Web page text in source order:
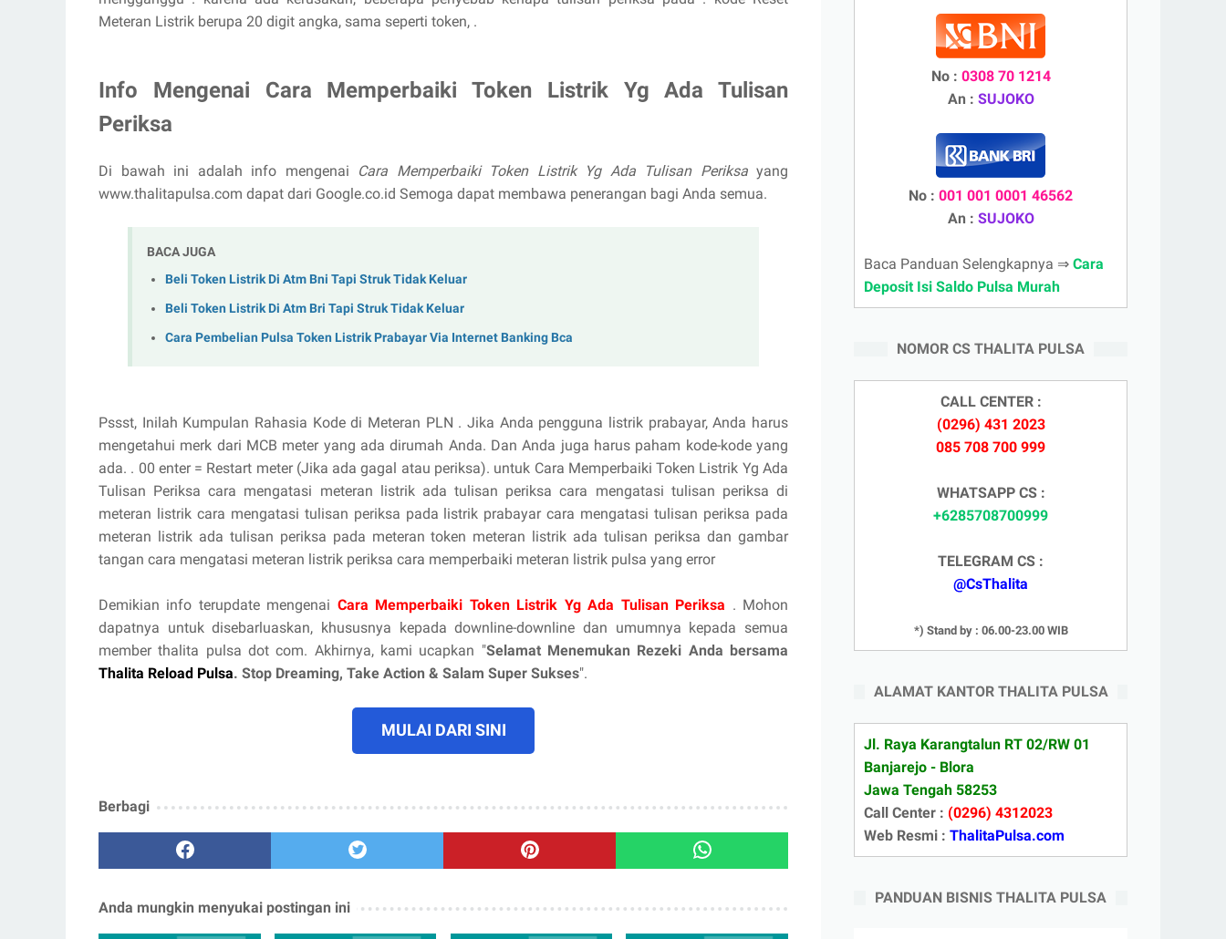
Meteran Listrik berupa 20 digit angka, sama seperti token, .
Info Mengenai Cara Memperbaiki Token Listrik Yg Ada Tulisan
Periksa
Di bawah ini adalah info mengenai Cara Memperbaiki Token Listrik Yg Ada Tulisan Periksa yang
www.thalitapulsa.com dapat dari Google.co.id Semoga dapat membawa penerangan bagi Anda semua.
BACA JUGA
Beli Token Listrik Di Atm Bni Tapi Struk Tidak Keluar
Beli Token Listrik Di Atm Bri Tapi Struk Tidak Keluar
Cara Pembelian Pulsa Token Listrik Prabayar Via Internet Banking Bca
Pssst, Inilah Kumpulan Rahasia Kode di Meteran PLN . Jika Anda pengguna listrik prabayar, Anda harus
mengetahui merk dari MCB meter yang ada dirumah Anda. Dan Anda juga harus paham kode-kode yang
ada. . 00 enter = Restart meter (Jika ada gagal atau periksa). untuk Cara Memperbaiki Token Listrik Yg Ada
Tulisan Periksa cara mengatasi meteran listrik ada tulisan periksa cara mengatasi tulisan periksa di
meteran listrik cara mengatasi tulisan periksa pada listrik prabayar cara mengatasi tulisan periksa pada
meteran listrik ada tulisan periksa pada meteran token meteran listrik ada tulisan periksa dan gambar
tangan cara mengatasi meteran listrik periksa cara memperbaiki meteran listrik pulsa yang error
Demikian info terupdate mengenai Cara Memperbaiki Token Listrik Yg Ada Tulisan Periksa . Mohon
dapatnya untuk disebarluaskan, khususnya kepada downline-downline dan umumnya kepada semua
member thalita pulsa dot com. Akhirnya, kami ucapkan "Selamat Menemukan Rezeki Anda bersama
Thalita Reload Pulsa. Stop Dreaming, Take Action & Salam Super Sukses".
MULAI DARI SINI
Berbagi
Anda mungkin menyukai postingan ini
No : 0308 70 1214
An : SUJOKO
No : 001 001 0001 46562
An : SUJOKO
Baca Panduan Selengkapnya ⇒ Cara
Deposit Isi Saldo Pulsa Murah
NOMOR CS THALITA PULSA
CALL CENTER :
(0296) 431 2023
085 708 700 999
WHATSAPP CS :
+6285708700999
TELEGRAM CS :
@CsThalita
*) Stand by : 06.00-23.00 WIB
ALAMAT KANTOR THALITA PULSA
Jl. Raya Karangtalun RT 02/RW 01
Banjarejo - Blora
Jawa Tengah 58253
Call Center : (0296) 4312023
Web Resmi : ThalitaPulsa.com
PANDUAN BISNIS THALITA PULSA